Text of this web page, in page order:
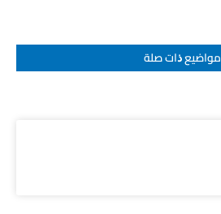
مواضيع ﺫات صلة